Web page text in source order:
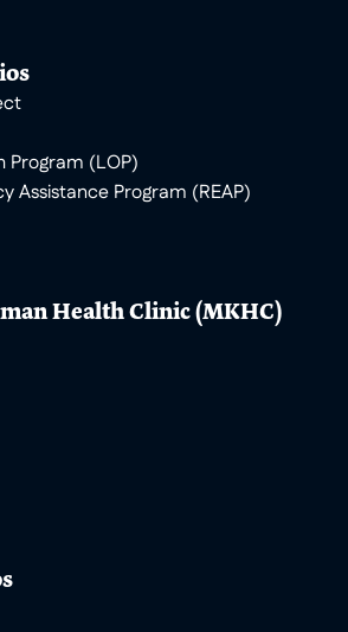
Program (LOP)
Assistance Program (REAP)
Health Clinic (MKHC)